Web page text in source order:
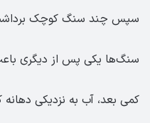
سپس چند سنگ کوچک برداشت
سنگ‌ها یکی پس از دیگری
کمی بعد، آب به نزدیکی دهانه